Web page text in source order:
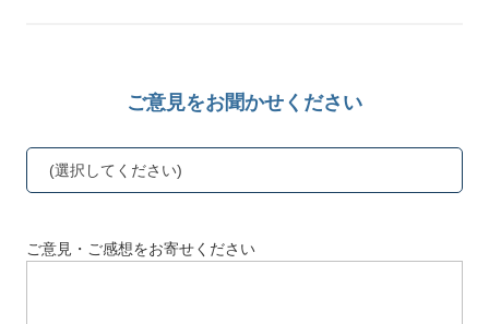
ご意見をお聞かせください
(選択してください)
ご意見・ご感想をお寄せください